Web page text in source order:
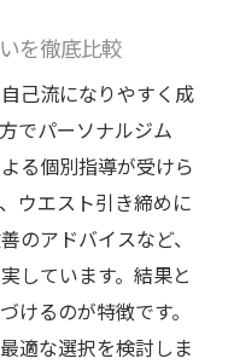
した体型づくり
ウエストラインを
を細くする方法
別指導で効果的ウ
ナルジムの個別
を徹底比較
己流になりやすく成
でパーソナルジム
る個別指導が受けら
ウエスト引き締めに
のアドバイスなど、
しています。結果と
けるのが特徴です。
適な選択を検討しま